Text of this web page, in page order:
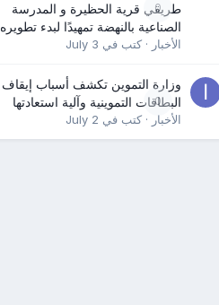
0
طريقي قرية الحظيرة و المدرسة
الصناعية بالنهضة تمهيدًا لبدء تطويره
الأخبار · كتب في July 3
0
وزارة التموين تكشف أسباب إيقاف
البطاقات التموينية وآلية استعادتها
الأخبار · كتب في July 2